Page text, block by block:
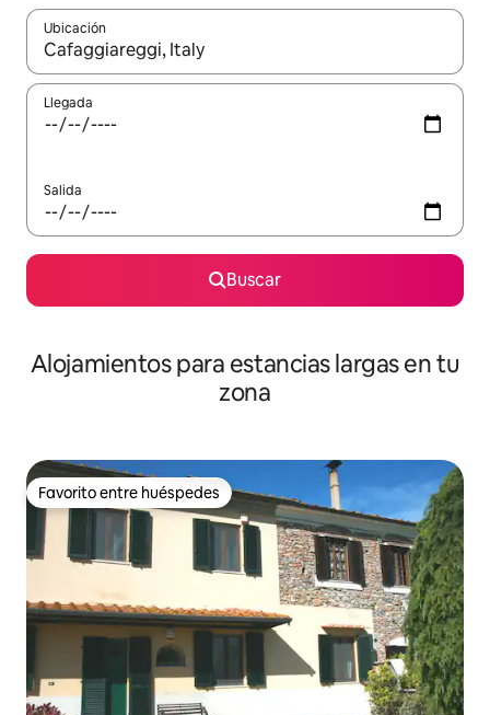
Ubicación
Cuando los resultados estén disponibles, podrás navegar
Llegada
Salida
Buscar
Alojamientos para estancias largas en tu
zona
Favorito entre huéspedes
Favorito entre huéspedes